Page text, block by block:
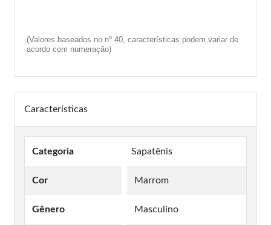
(Valores baseados no nº 40, características podem variar de
acordo com numeração)
Características
Categoria Sapatênis
Cor Marrom
Gênero Masculino